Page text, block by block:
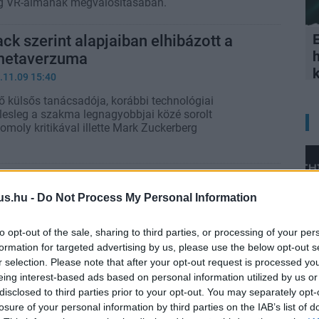
- Do Not Process My Personal Information
opt-out of the sale, sharing to third parties, or processing of your
for targeted advertising by us, please use the below opt-out
selection. Please note that after your opt-out request is processed
interest-based ads based on personal information utilized by us
to third parties prior to your opt-out. You may separately
of your personal information by third parties on the IAB’s list of
szerint alapjaiban elhibázott a
15:40
külsős tanácsadója, korábbi technológiai
a szakma legnagyobbjai közé sorolt
kritikával illette Mark Zuckerberg
és konzolnyerészkedőkkel
hogy nem egy BFG-vel.
visszatértét is jelentheti a